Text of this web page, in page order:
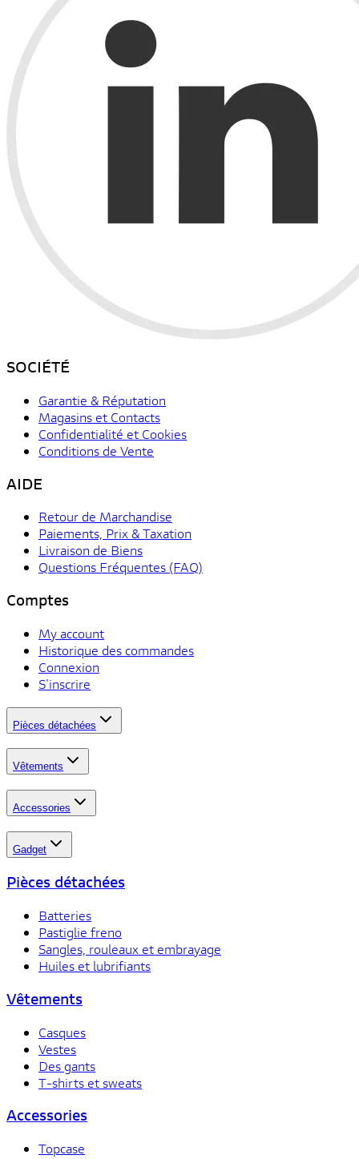
SOCIÉTÉ
Garantie & Réputation
Magasins et Contacts
Confidentialité et Cookies
Conditions de Vente
AIDE
Retour de Marchandise
Paiements, Prix & Taxation
Livraison de Biens
Questions Fréquentes (FAQ)
Comptes
My account
Historique des commandes
Connexion
S'inscrire
Pièces détachées
Vêtements
Accessories
Gadget
Pièces détachées
Batteries
Pastiglie freno
Sangles, rouleaux et embrayage
Huiles et lubrifiants
Vêtements
Casques
Vestes
Des gants
T-shirts et sweats
Accessories
Topcase